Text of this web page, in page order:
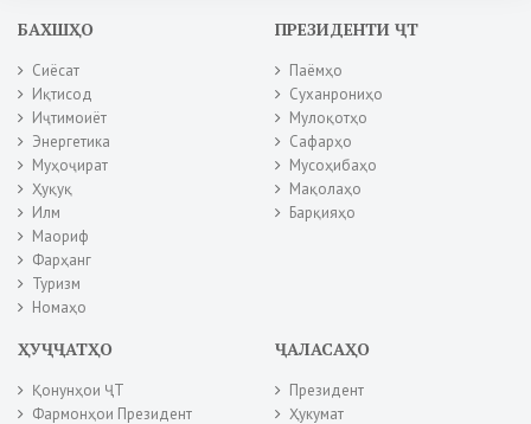
БАХШҲО
Сиёсат
Иқтисод
Иҷтимоиёт
Энергетика
Муҳоҷират
Ҳуқуқ
Илм
Маориф
Фарҳанг
Туризм
Номаҳо
ПРЕЗИДЕНТИ ҶТ
Паёмҳо
Суханрониҳо
Мулоқотҳо
Сафарҳо
Мусоҳибаҳо
Мақолаҳо
Барқияҳо
ҲУҶҶАТҲО
Қонунҳои ҶТ
Фармонҳои Президент
ҶАЛАСАҲО
Президент
Ҳукумат